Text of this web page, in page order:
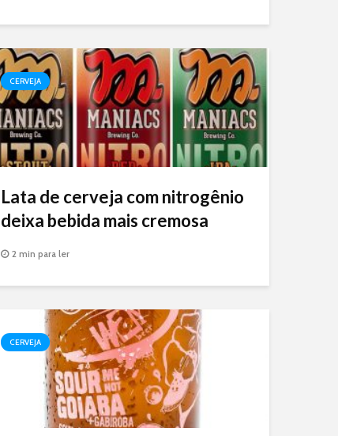
CERVEJA
Lata de cerveja com nitrogênio
deixa bebida mais cremosa
2 min para ler
CERVEJA